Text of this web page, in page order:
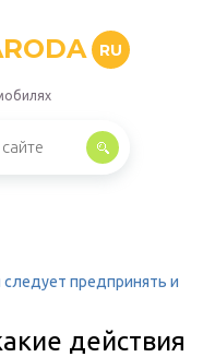
RU
следует предпринять и
действия